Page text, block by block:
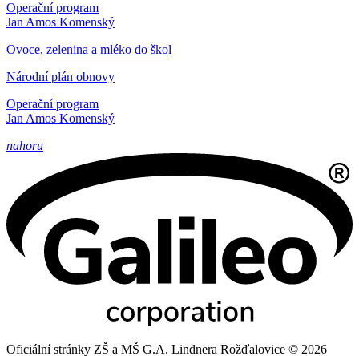
Operační program
Jan Amos Komenský
Ovoce, zelenina a mléko do škol
Národní plán obnovy
Operační program
Jan Amos Komenský
nahoru
Oficiální stránky ZŠ a MŠ G.A. Lindnera Rožďalovice © 2026